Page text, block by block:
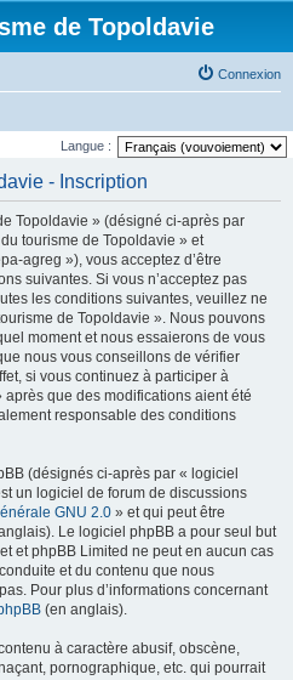
de Topoldavie
Connexion
Langue :
- Inscription
Topoldavie » (désigné ci-après par
tourisme de Topoldavie » et
agreg »), vous acceptez d’être
suivantes. Si vous n’acceptez pas
les conditions suivantes, veuillez ne
de Topoldavie ». Nous pouvons
moment et nous essaierons de vous
nous vous conseillons de vérifier
si vous continuez à participer à
que des modifications aient été
responsable des conditions
(désignés ci-après par « logiciel
un logiciel de forum de discussions
GNU 2.0 » et qui peut être
Le logiciel phpBB a pour seul but
et phpBB Limited ne peut en aucun cas
et du contenu que nous
Pour plus d’informations concernant
(en anglais).
à caractère abusif, obscène,
pornographique, etc. qui pourrait